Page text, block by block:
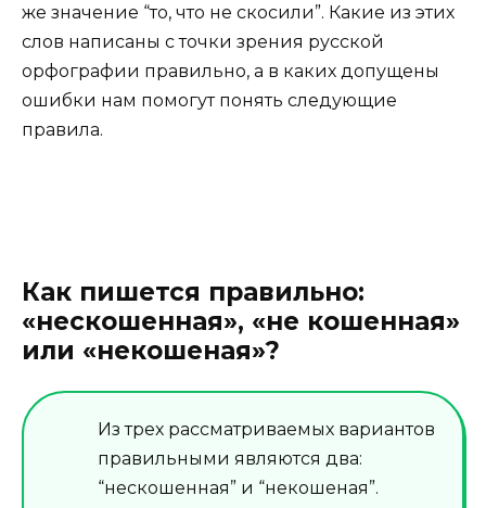
же значение “то, что не скосили”. Какие из этих
слов написаны с точки зрения русской
орфографии правильно, а в каких допущены
ошибки нам помогут понять следующие
правила.
Как пишется правильно:
«нескошенная», «не кошенная»
или «некошеная»?
Из трех рассматриваемых вариантов
правильными являются два:
“нескошенная” и “некошеная”.